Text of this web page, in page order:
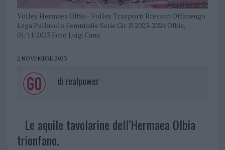
Volley Hermaea Olbia - Volley Trasporti Bressan Offanengo
Lega Pallavolo Femminile Serie Gir. B 2023-2024 Olbia,
01/11/2023 Foto Luigi Canu
2 NOVEMBRE 2023
di realpower
Le aquile tavolarine dell’Hermaea Olbia
trionfano.